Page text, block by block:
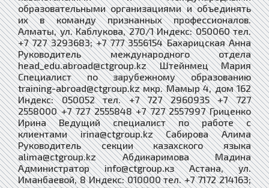
образовательными организациями и объединять
их в команду признанных профессионалов.
Алматы, ул. Каблукова, 270/1 Индекс: 050060 тел.
+7 727 3293683; +7 777 3556154 Бахарицская Анна
Руководитель международного отдела
head_edu.abroad@ctgroup.kz Штейнмец Мария
Специалист по зарубежному образованию
training-abroad@ctgroup.kz мкр. Мамыр 4, дом 162
Индекс: 050052 тел. +7 727 2960935 +7 727
2558000 +7 727 2555848 +7 727 2557997 Гриценко
Ирина Ведущий специалист по работе с
клиентами irina@ctgroup.kz Сабирова Алима
Руководитель секции казахского языка
alima@ctgroup.kz Абдикаримова Мадина
Администратор info@ctgroup.кз Астана, ул.
Иманбаевой, 8 Индекс: 010000 тел. +7 7172 214163;